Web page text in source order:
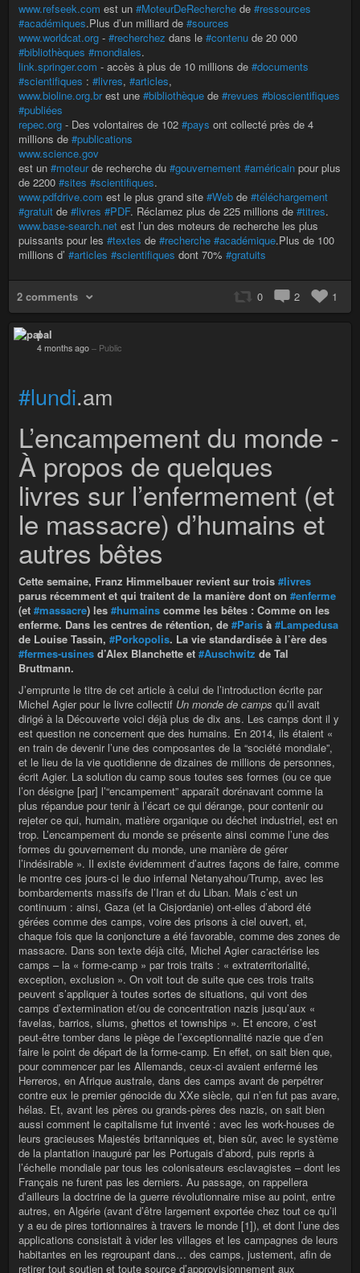
www.refseek.com est un #MoteurDeRecherche de #ressources
#académiques.Plus d’un milliard de #sources
www.worldcat.org - #recherchez dans le #contenu de 20 000
#bibliothèques #mondiales.
link.springer.com - accès à plus de 10 millions de #documents
#scientifiques : #livres, #articles,
www.bioline.org.brest une #bibliothèque de #revues #bioscientifiques
#publiées
repec.org - Des volontaires de 102 #pays ont collecté près de 4
millions de #publications
www.science.gov
est un #moteurde recherche du #gouvernement #américain pour plus
de 2200 #sites #scientifiques.
www.pdfdrive.com est le plus grand site #Web de #téléchargement
#gratuit de #livres #PDF. Réclamez plus de 225 millions de #titres.
www.base-search.net est l’un des moteurs de recherche les plus
puissants pour les #textes de #recherche #académique.Plus de 100
millions d’ #articles #scientifiques dont 70% #gratuits
2 comments 0 2 1
pal
4 months ago – Public
#lundi.am
L’encampement du monde -
À propos de quelques
livres sur l’enfermement (et
le massacre) d’humains et
autres bêtes
Cette semaine, Franz Himmelbauer revient sur trois #livres
parus récemment et qui traitent de la manière dont on #enferme
(et #massacre) les #humains comme les bêtes : Comme on les
enferme. Dans les centres de rétention, de #Paris à #Lampedusa
de Louise Tassin, #Porkopolis. La vie standardisée à l’ère des
#fermes-usines d’Alex Blanchette et #Auschwitz de Tal
Bruttmann.
J’emprunte le titre de cet article à celui de l’introduction écrite par
Michel Agier pour le livre collectif Un monde de camps qu’il avait
dirigé à la Découverte voici déjà plus de dix ans. Les camps dont il y
est question ne concernent que des humains. En 2014, ils étaient «
en train de devenir l’une des composantes de la “société mondiale”,
et le lieu de la vie quotidienne de dizaines de millions de personnes,
écrit Agier. La solution du camp sous toutes ses formes (ou ce que
l’on désigne [par] l’“encampement” apparaît dorénavant comme la
plus répandue pour tenir à l’écart ce qui dérange, pour contenir ou
rejeter ce qui, humain, matière organique ou déchet industriel, est en
trop. L’encampement du monde se présente ainsi comme l’une des
formes du gouvernement du monde, une manière de gérer
l’indésirable ». Il existe évidemment d’autres façons de faire, comme
le montre ces jours-ci le duo infernal Netanyahou/Trump, avec les
bombardements massifs de l’Iran et du Liban. Mais c’est un
continuum : ainsi, Gaza (et la Cisjordanie) ont-elles d’abord été
gérées comme des camps, voire des prisons à ciel ouvert, et,
chaque fois que la conjoncture a été favorable, comme des zones de
massacre. Dans son texte déjà cité, Michel Agier caractérise les
camps – la « forme-camp » par trois traits : « extraterritorialité,
exception, exclusion ». On voit tout de suite que ces trois traits
peuvent s’appliquer à toutes sortes de situations, qui vont des
camps d’extermination et/ou de concentration nazis jusqu’aux «
favelas, barrios, slums, ghettos et townships ». Et encore, c’est
peut-être tomber dans le piège de l’exceptionnalité nazie que d’en
faire le point de départ de la forme-camp. En effet, on sait bien que,
pour commencer par les Allemands, ceux-ci avaient enfermé les
Herreros, en Afrique australe, dans des camps avant de perpétrer
contre eux le premier génocide du XXe siècle, qui n’en fut pas avare,
hélas. Et, avant les pères ou grands-pères des nazis, on sait bien
aussi comment le capitalisme fut inventé : avec les work-houses de
leurs gracieuses Majestés britanniques et, bien sûr, avec le système
de la plantation inauguré par les Portugais d’abord, puis repris à
l’échelle mondiale par tous les colonisateurs esclavagistes – dont les
Français ne furent pas les derniers. Au passage, on rappellera
d’ailleurs la doctrine de la guerre révolutionnaire mise au point, entre
autres, en Algérie (avant d’être largement exportée chez tout ce qu’il
y a eu de pires tortionnaires à travers le monde [1]), et dont l’une des
applications consistait à vider les villages et les campagnes de leurs
habitantes en les regroupant dans… des camps, justement, afin de
retirer tout soutien et toute source d’approvisionnement aux